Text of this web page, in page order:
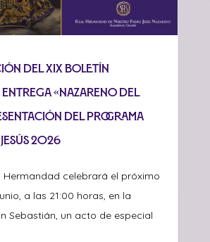
del XIX Boletín
entrega «Nazareno del
del programa
2026
Hermandad celebrará el próximo
a las 21:00 horas, en la
Sebastián, un acto de especial